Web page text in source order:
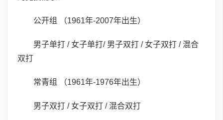
公开组 （1961年-2007年出生）
男子单打 / 女子单打/ 男子双打 / 女子双打 / 混合
双打
常青组 （1961年-1976年出生）
男子双打 / 女子双打 / 混合双打